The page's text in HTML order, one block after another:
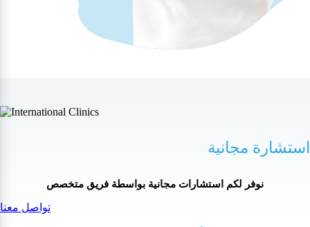
استشارة مجانية
نوفر لكم استشارات مجانية بواسطة فريق متخصص
تواصل معنا